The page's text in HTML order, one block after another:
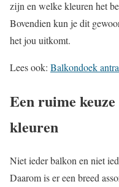
zijn en welke kleuren het
Bovendien kun je dit
het jou uitkomt.
Lees ook: Balkondoek
Een ruime
kleuren
Niet ieder balkon en niet
Daarom is er een breed